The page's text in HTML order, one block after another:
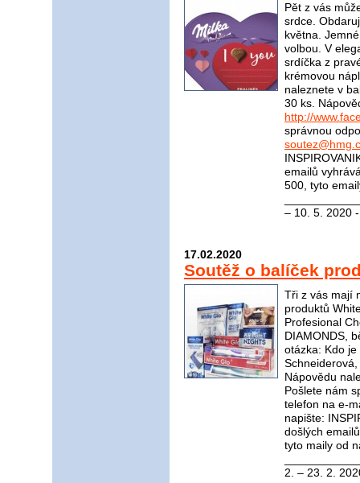
Pět z vás
srdce.
května.
volbou. V
srdíčka z
krémovou
naleznete v
30 ks.
http://
správnou
emailů
500, tyto
– 10. 5. 2020
17.02.2020
Soutěž o balíček
Tři z vás mají
produktů
Profesional
DIAMONDS,
otázka: Kdo
Nápovědu
Pošlete nám
telefon na e-
napište:
došlých
tyto maily od
2. – 23. 2.